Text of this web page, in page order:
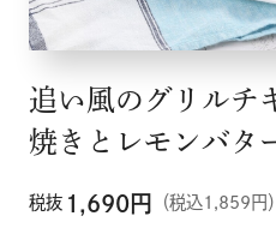
追い風のグリル
焼きとレモンバタ
税抜 1,690円 （税込1,859円）